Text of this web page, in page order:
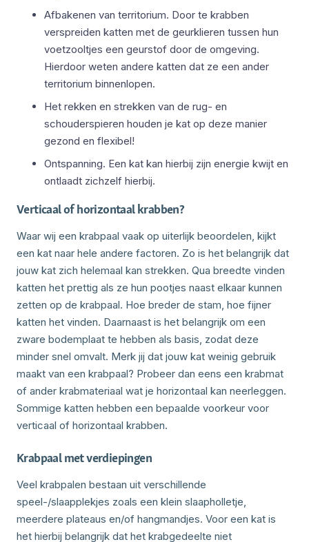
Afbakenen van territorium. Door te krabben
verspreiden katten met de geurklieren tussen hun
voetzooltjes een geurstof door de omgeving.
Hierdoor weten andere katten dat ze een ander
territorium binnenlopen.
Het rekken en strekken van de rug- en
schouderspieren houden je kat op deze manier
gezond en flexibel!
Ontspanning. Een kat kan hierbij zijn energie kwijt en
ontlaadt zichzelf hierbij.
Verticaal of horizontaal krabben?
Waar wij een krabpaal vaak op uiterlijk beoordelen, kijkt
een kat naar hele andere factoren. Zo is het belangrijk dat
jouw kat zich helemaal kan strekken. Qua breedte vinden
katten het prettig als ze hun pootjes naast elkaar kunnen
zetten op de krabpaal. Hoe breder de stam, hoe fijner
katten het vinden. Daarnaast is het belangrijk om een
zware bodemplaat te hebben als basis, zodat deze
minder snel omvalt. Merk jij dat jouw kat weinig gebruik
maakt van een krabpaal? Probeer dan eens een krabmat
of ander krabmateriaal wat je horizontaal kan neerleggen.
Sommige katten hebben een bepaalde voorkeur voor
verticaal of horizontaal krabben.
Krabpaal met verdiepingen
Veel krabpalen bestaan uit verschillende
speel-/slaapplekjes zoals een klein slaapholletje,
meerdere plateaus en/of hangmandjes. Voor een kat is
het hierbij belangrijk dat het krabgedeelte niet